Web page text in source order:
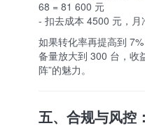
68 = 81 600 元
- 扣去成本 4500 元，
如果转化率再提高到
备量放大到 300 台，
阵”的魅力。
五、合规与风控